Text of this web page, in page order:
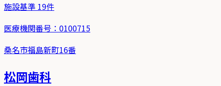
施設基準 19件
医療機関番号： 0100715
桑名市福島新町16番
松岡歯科